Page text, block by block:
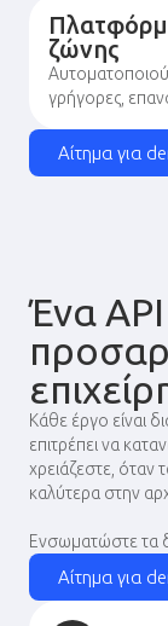
ζώνης
γρήγορες,
Αίτημα για
Ένα
Κάθε έργο είναι
επιτρέπει να
χρειάζεστε, όταν
καλύτερα στην
Ενσωματώστε τα
Αίτημα για